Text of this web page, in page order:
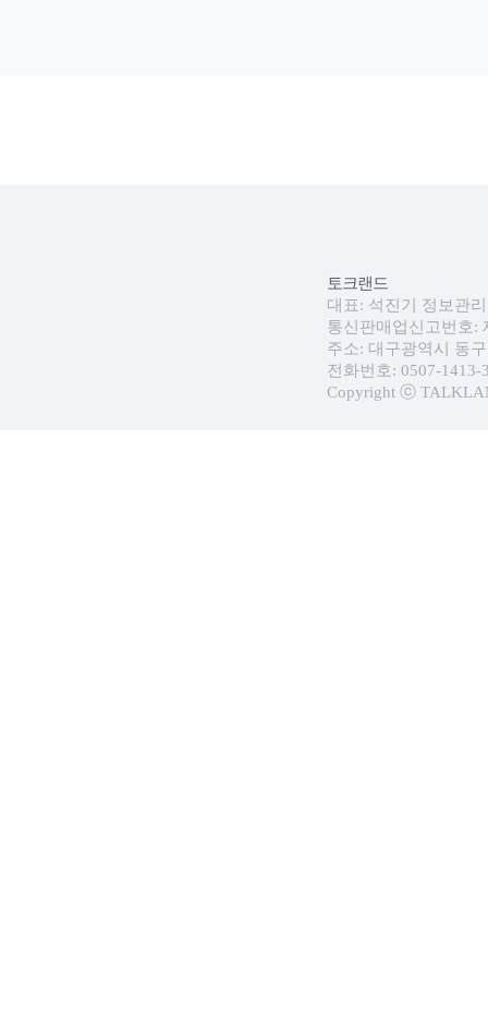
토크랜드
대표: 석진기 정보관
통신판매업신고번호:
주소: 대구광역시 동
전화번호: 0507-1413-
Copyright ⓒ